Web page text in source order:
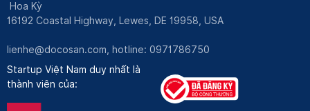
Hoa Kỳ
16192 Coastal Highway, Lewes, DE 19958, USA
lienhe@docosan.com , hotline: 0971786750
Startup Việt Nam duy nhất là
thành viên của: